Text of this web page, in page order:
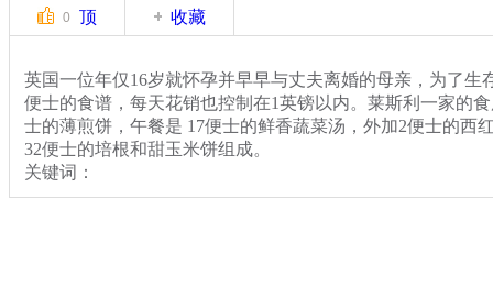
0 顶 收藏
英国一位年仅16岁就怀孕并早早与丈夫离婚的母亲，为了生
便士的食谱，每天花销也控制在1英镑以内。莱斯利一家的
士的薄煎饼，午餐是 17便士的鲜香蔬菜汤，外加2便士的西
32便士的培根和甜玉米饼组成。
关键词：